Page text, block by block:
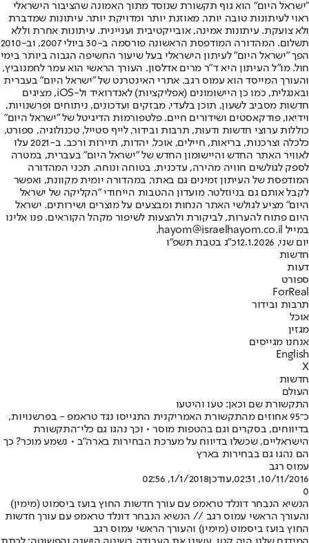
"ישראל היום" הוא גוף תקשורת שנוסד מתוך האמונה שהציבור הישראלי
ראוי לעיתונות טובה יותר, מאוזנת יותר ומדויקת יותר. עיתונות שמדברת
ולא צועקת. עיתונות אמינה, אובייקטיבית ועניינית. עיתונות אחרת וללא
תשלום. המהדורה המודפסת הראשונה פורסמה ב-30 ביולי 2007, וב-2010
הפך "ישראל היום" לעיתון הישראלי בעל שיעור החשיפה הגבוה ביותר בימי
חול. מו"ל העיתון היא ד"ר מרים אדלסון. העורך הראשי הוא עמר לחמנוביץ,
והעורך המייסד הוא עמוס רגב. אתרי האינטרנט של "ישראל היום" בעברית
ובאנגלית, כמו כן היישומונים (אפליקציות) לאנדרואיד ול-iOS, מציגים
חדשות מסביב לשעון, תוכן בלעדי, מבזקים ועדכונים, ניתוחים ופרשנויות,
וידיאו, פודקאסטים ושידורים חיים. פלטפורמות הדיגיטל של "ישראל היום"
כוללות ערוצי חדשות ודעות, תרבות ובידור, לייף סטייל, טכנולוגיה, ספורט,
כלכלה וצרכנות, בריאות, חיילים, אוכל, יהדות, תיירות ורכב. ב-2021 עלו
לאוויר האתר החדש והיישומון החדש של "ישראל היום" בעברית, במטרה
לספק לגולשים חוויה מהירה, עדכנית, בטוחה ונוחה. תכני המהדורה
המודפסת של העיתון זמינים גם באתר, במהדורה יומית מקוונת, ואפשר
לקבל אותם גם בניוזלטר. מועדון ההטבות הייחודי "הקליקה של ישראל
היום" מציע לגולשי האתר הנחות ומבצעים על מוצרים ושירותים. ישראל
היום פתוח להערות, לביקורת ולהצעות לשיפור מקהל הקוראים. פנו אלינו
במייל hayom@israelhayom.co.il.
יום שני, 12.1.2026
כ"ג בטבת תשפ"ו
חדשות
דעות
ספורט
ForReal
תרבות ובידור
אוכל
מגזין
אנחנו מגייסים
English
X
חדשות
העולם
התקשורת שם וכאן: טעו והיטעו
כ־95 אחוזים מהתקשורת האמריקנית התגייסו נגד טראמפ - בפרשנויות,
בדיווחים, בסקרים וגם בהטפות מוסר • וכך נהגו גם כלי־התקשורת
הישראליים, שכשלו בדיווח על מערכת הבחירות בארה"ב • נשמע מוכר? כך
הם נהגו גם בבחירות בארץ
עמוס רגב
10/11/2016, 02:31
,עודכן1/1/2018, 02:56
0
הנשיא הנבחר דונלד טראמפ עם עורך חדשות החוץ בועז ביסמוט (מימין)
והעורך הראשי עמוס רגב // הנשיא הנבחר דונלד טראמפ עם עורך חדשות
החוץ בועז ביסמוט (מימין) והעורך הראשי עמוס רגב